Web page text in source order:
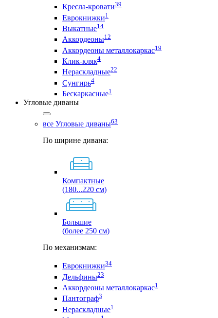
Кресла-кровати39
Еврокнижки1
Выкатные14
Аккордеоны12
Аккордеоны металлокаркас19
Клик-кляк4
Нераскладные22
Сунгирь4
Бескаркасные1
Угловые диваны
все Угловые диваны63
По ширине дивана:
Компактные
(180...220 см)
Большие
(более 250 см)
По механизмам:
Еврокнижки34
Дельфины23
Аккордеоны металлокаркас1
Пантограф3
Нераскладные1